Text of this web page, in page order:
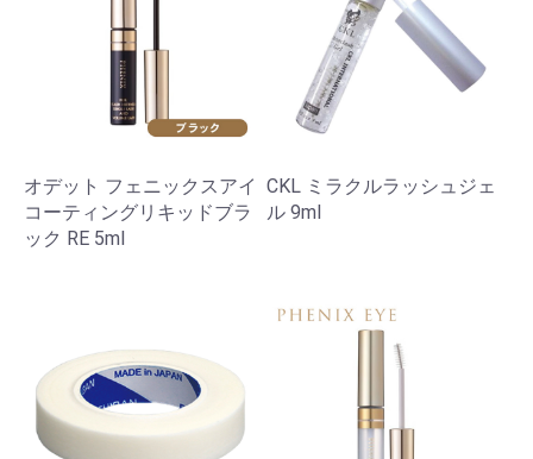
オデット フェニックスアイ
コーティングリキッドブラ
ック RE 5ml
CKL ミラクルラッシュジェ
ル 9ml